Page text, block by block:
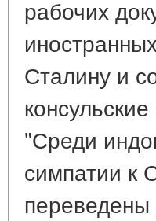
рабочих
Сталину и
"Среди
симпатии к